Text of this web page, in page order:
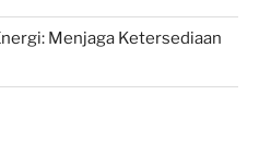
Menjaga Ketersediaan